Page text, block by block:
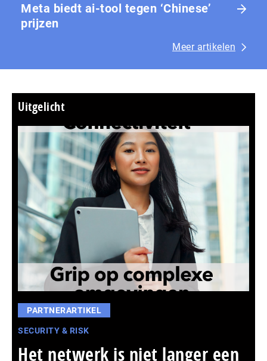
Meta biedt ai-tool tegen ‘Chinese’
prijzen
Meer artikelen
Uitgelicht
PARTNERARTIKEL
SECURITY & RISK
Het netwerk is niet langer een